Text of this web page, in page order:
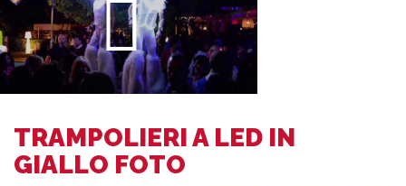
TRAMPOLIERI A LED IN
GIALLO FOTO